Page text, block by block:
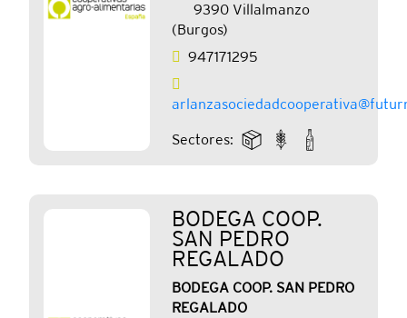
9390 Villalmanzo
(Burgos)
947171295
Sectores:
BODEGA COOP.
SAN PEDRO
REGALADO
BODEGA COOP. SAN PEDRO
REGALADO